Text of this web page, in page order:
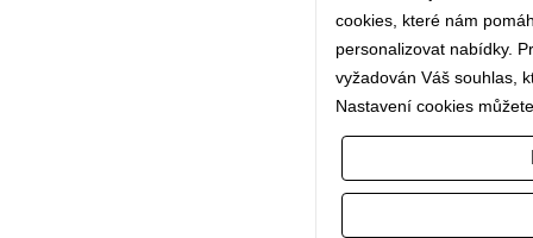
cookies, které nám
personalizovat nabídky.
vyžadován Váš souhlas,
Nastavení cookies